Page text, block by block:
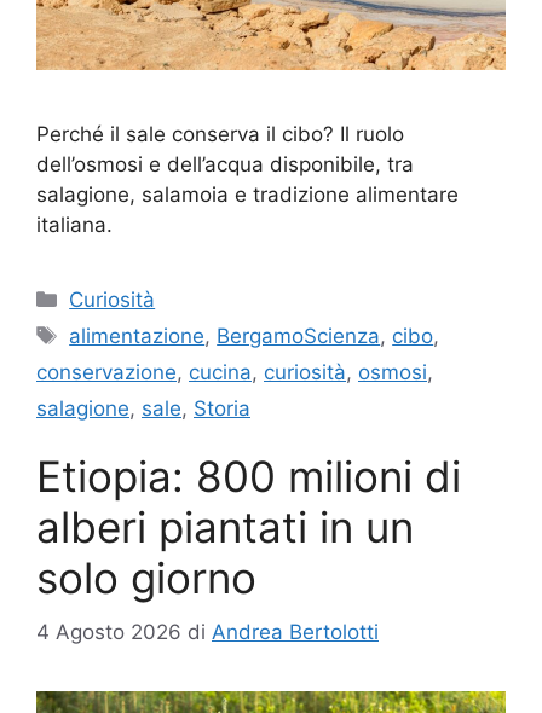
Perché il sale conserva il cibo? Il ruolo
dell’osmosi e dell’acqua disponibile, tra
salagione, salamoia e tradizione alimentare
italiana.
Categorie
Curiosità
Tag
alimentazione, BergamoScienza, cibo,
conservazione, cucina, curiosità, osmosi,
salagione, sale, Storia
Etiopia: 800 milioni di
alberi piantati in un
solo giorno
4 Agosto 2026 di Andrea Bertolotti